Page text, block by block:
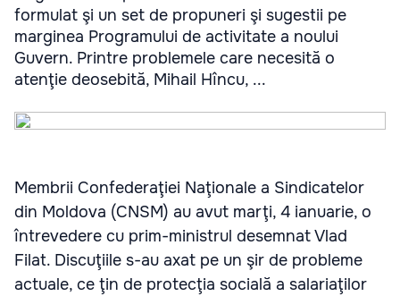
formulat şi un set de propuneri şi sugestii pe
marginea Programului de activitate a noului
Guvern. Printre problemele care necesită o
atenţie deosebită, Mihail Hîncu, ...
Membrii Confederaţiei Naţionale a Sindicatelor
din Moldova (CNSM) au avut marţi, 4 ianuarie, o
întrevedere cu prim-ministrul desemnat Vlad
Filat. Discuţiile s-au axat pe un şir de probleme
actuale, ce ţin de protecţia socială a salariaţilor